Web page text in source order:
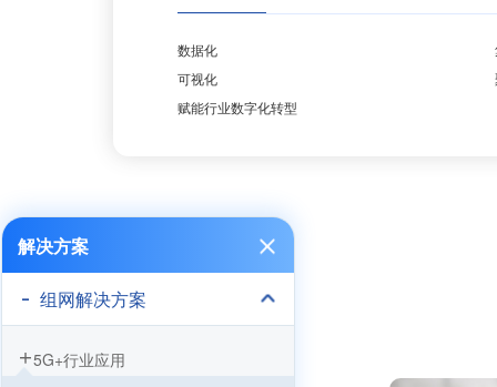
数据化
可视化
赋能行业数字化转型
解决方案
组网解决方案
5G+行业应用